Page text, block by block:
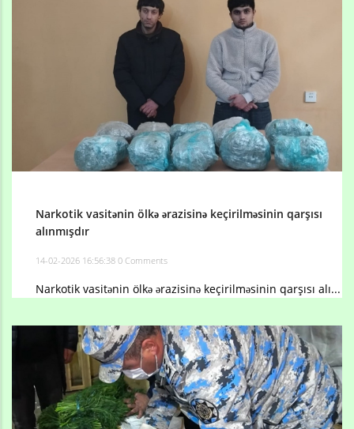
Narkotik vasitənin ölkə ərazisinə keçirilməsinin qarşısı
alınmışdır
14-02-2026 16:56:38 0 Comments
Narkotik vasitənin ölkə ərazisinə keçirilməsinin qarşısı alı...